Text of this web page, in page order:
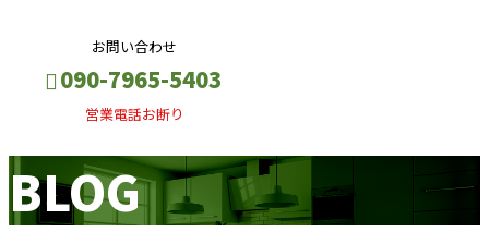
お問い合わせ
090-7965-5403
営業電話お断り
メールフォーム
BLOG